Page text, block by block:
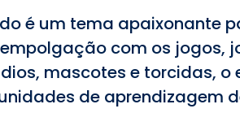
é um tema apaixonante
com os jogos,
mascotes e torcidas, o
de aprendizagem